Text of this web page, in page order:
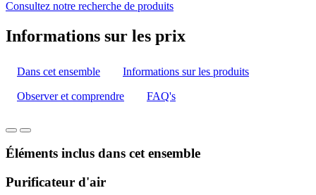
Consultez notre recherche de produits
Informations sur les prix
Dans cet ensemble Informations sur les produits
Observer et comprendre FAQ's
Éléments inclus dans cet ensemble
Purificateur d'air